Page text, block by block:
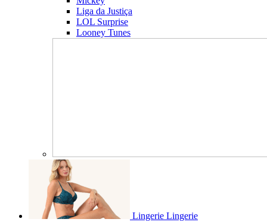
Liga da Justiça
LOL Surprise
Looney Tunes
Lingerie Lingerie